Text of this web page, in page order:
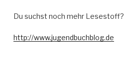
Du suchst noch mehr Lesestoff?
http://www.jugendbuchblog.de